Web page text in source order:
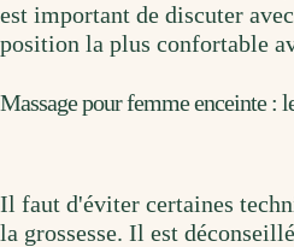
est important de discuter
position la plus confortable
Massage pour femme enceinte :
Il faut d'éviter certaines
la grossesse. Il est